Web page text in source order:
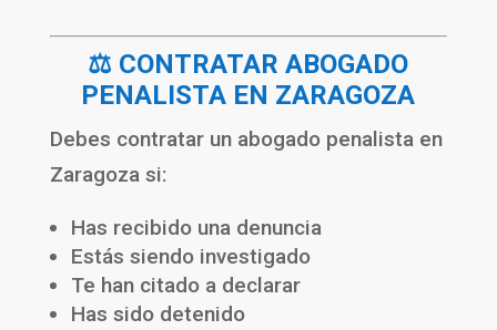
⚖️ CONTRATAR ABOGADO
PENALISTA EN ZARAGOZA
Debes contratar un abogado penalista en
Zaragoza si:
Has recibido una denuncia
Estás siendo investigado
Te han citado a declarar
Has sido detenido